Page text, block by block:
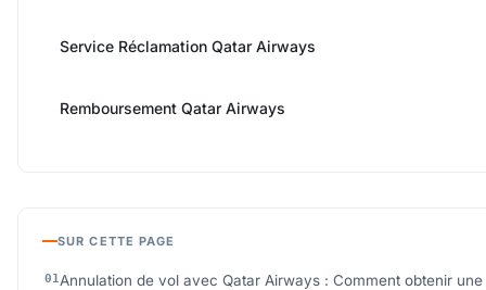
Service Réclamation Qatar Airways
Remboursement Qatar Airways
SUR CETTE PAGE
Annulation de vol avec Qatar Airways : Comment obtenir une